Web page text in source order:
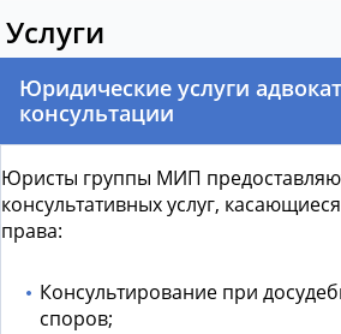
Услуги
Юридические услуги
консультации
Юристы группы МИП
консультативных услуг,
права:
Консультирование при
споров;